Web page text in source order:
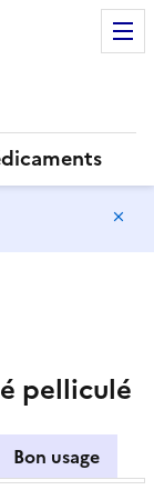
pelliculé
Bon usage